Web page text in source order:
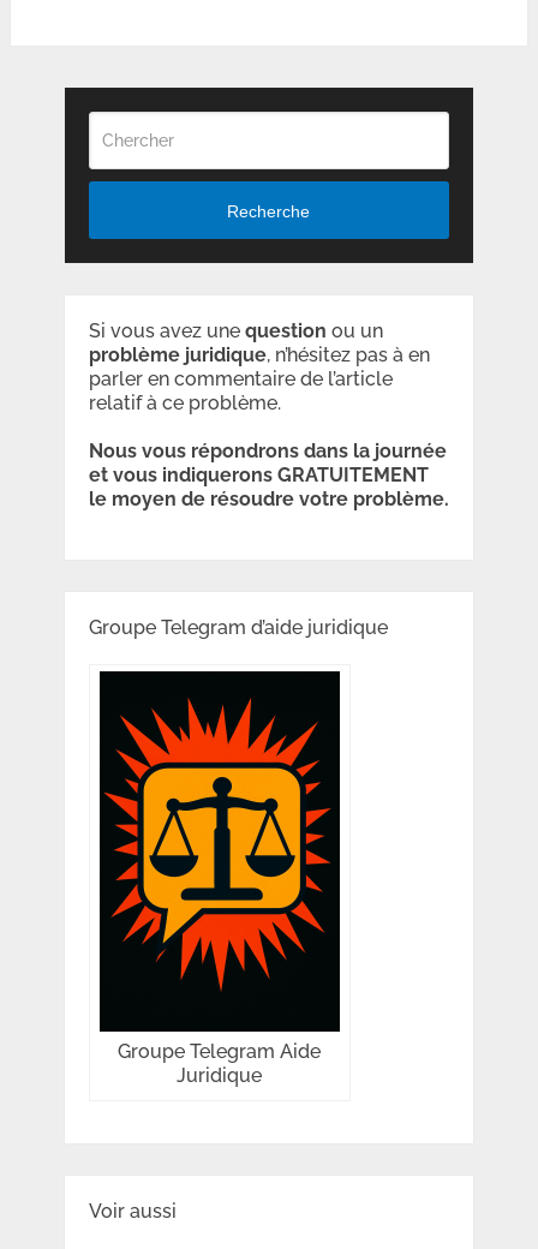
Recherche
Si vous avez une question ou un
problème juridique, n’hésitez pas à en
parler en commentaire de l’article
relatif à ce problème.
Nous vous répondrons dans la journée
et vous indiquerons GRATUITEMENT
le moyen de résoudre votre problème.
Groupe Telegram d’aide juridique
Groupe Telegram Aide
Juridique
Voir aussi